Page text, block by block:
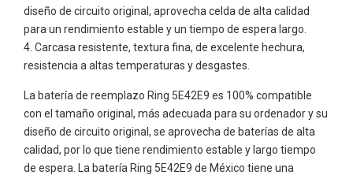
diseño de circuito original, aprovecha celda de alta calidad
para un rendimiento estable y un tiempo de espera largo.
Carcasa resistente, textura fina, de excelente hechura,
resistencia a altas temperaturas y desgastes.
La batería de reemplazo Ring 5E42E9 es 100% compatible
con el tamaño original, más adecuada para su ordenador y su
diseño de circuito original, se aprovecha de baterías de alta
calidad, por lo que tiene rendimiento estable y largo tiempo
de espera. La batería Ring 5E42E9 de México tiene una